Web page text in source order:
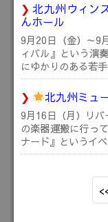
北九州ウィン
んホール
9月20日（金）～9
ィバル』という演
にゆかりのある若
北九州ミュ
9月16日（月）リ
の楽器運搬に行っ
ナード』というイ